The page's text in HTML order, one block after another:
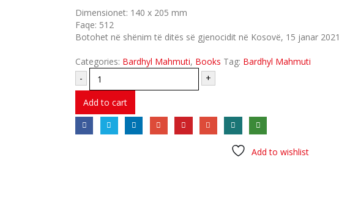
Dimensionet: 140 x 205 mm
Faqe: 512
Botohet në shënim të ditës së gjenocidit në Kosovë, 15 janar 2021
Categories: Bardhyl Mahmuti, Books Tag: Bardhyl Mahmuti
-
+
Add to cart
Add to wishlist